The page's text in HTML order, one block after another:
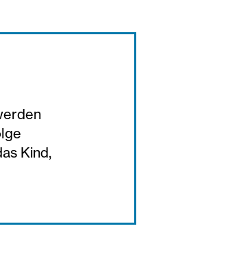
Kind,